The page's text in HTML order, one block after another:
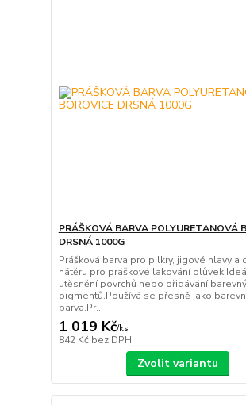
PRÁŠKOVÁ BARVA POLYURETANOVÁ
DRSNÁ 1000G
Prášková barva pro pilkry, jigové hlavy a
nátěru pro práškové lakování
utěsnění povrchů nebo přidávání
pigmentů.Používá se přesně jako
barva.Pr...
1 019 Kč/ks
842 Kč bez DPH
Zvolit variantu